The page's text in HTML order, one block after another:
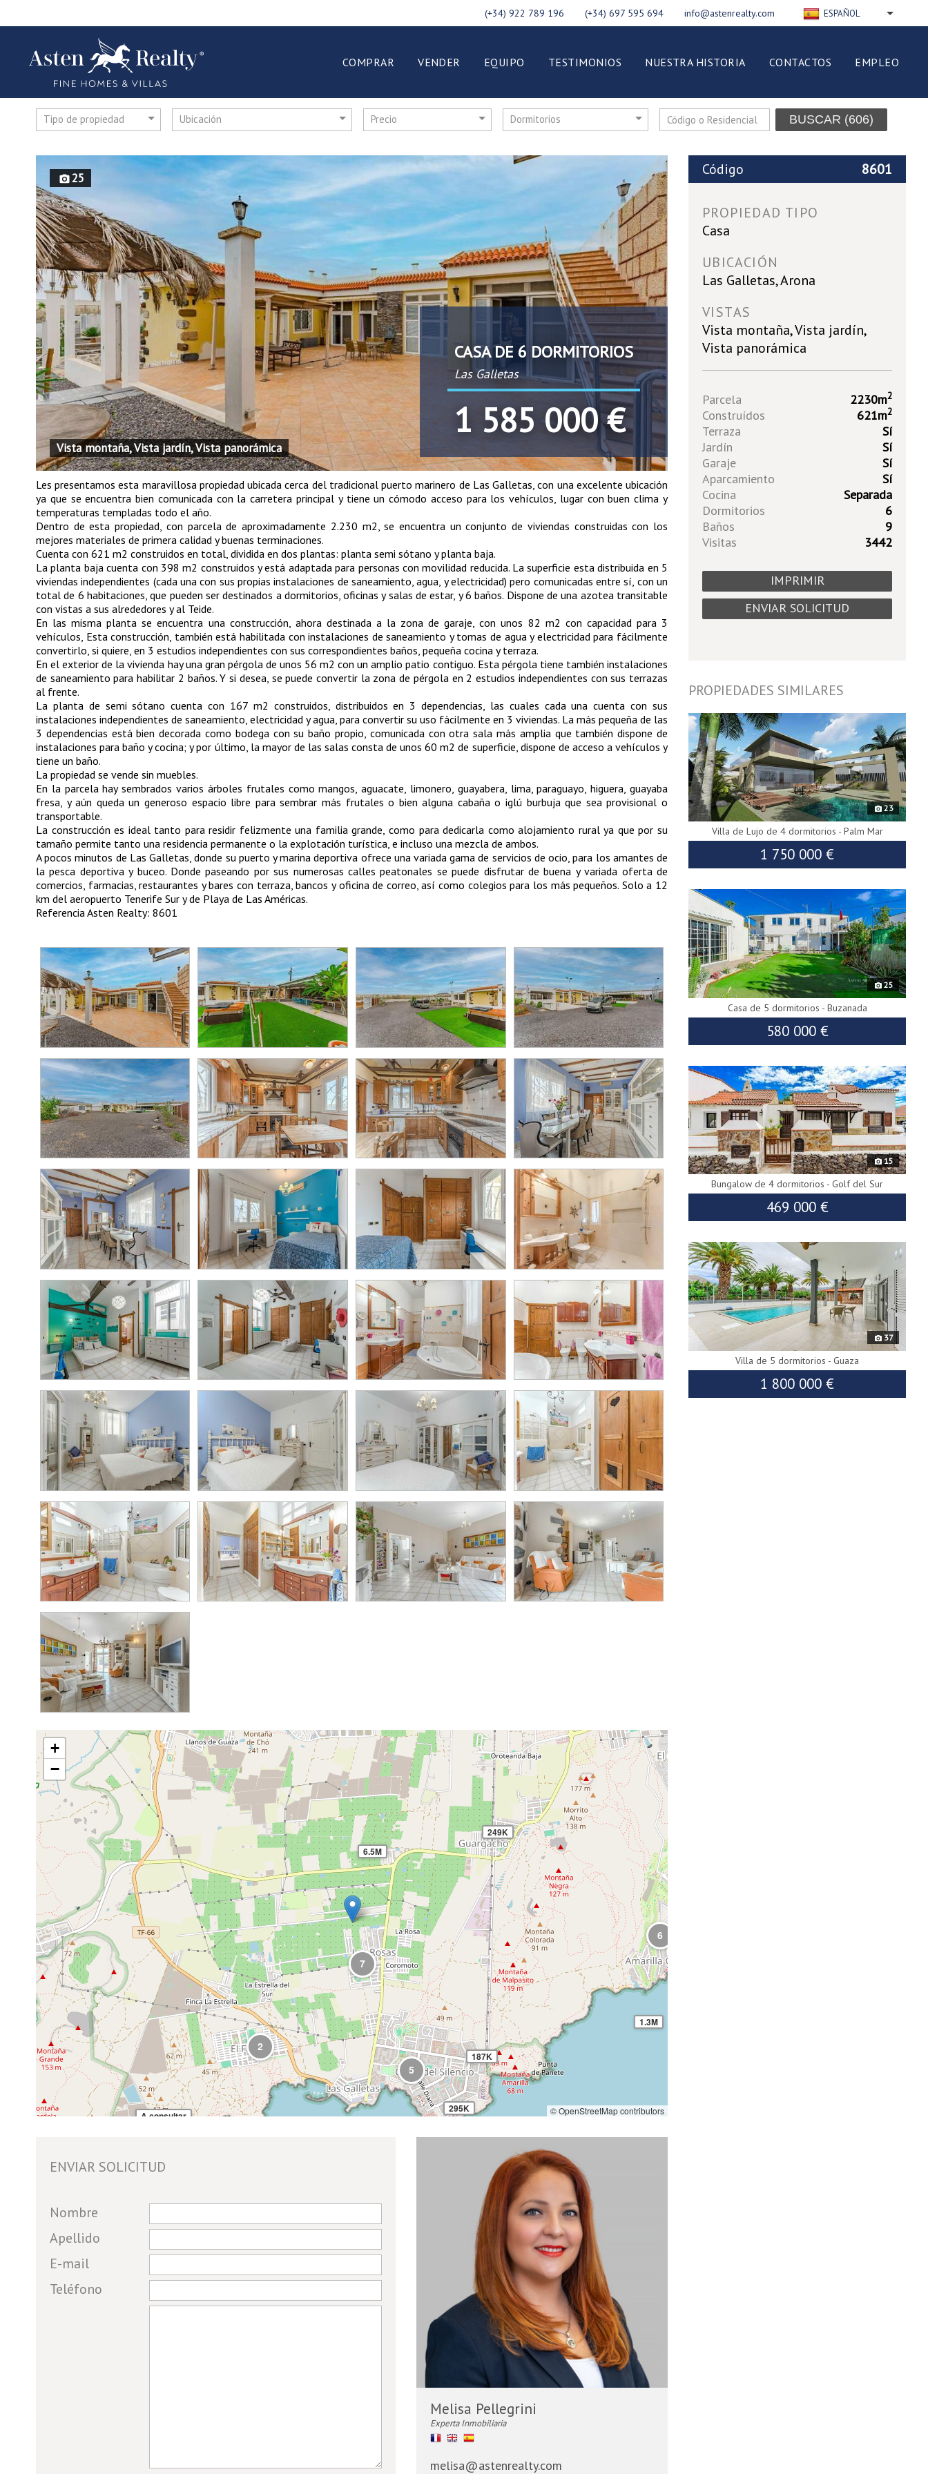
ESPAÑOL
DEUTSCH
NEDERLANDS
POLSKI
(+34) 922 789 196 (+34) 697 595 694 info@astenrealty.com
COMPRAR VENDER EQUIPO TESTIMONIOS NUESTRA HISTORIA CONTACTOS EMPLEO
Tipo de propiedad Ubicación Precio Dormitorios BUSCAR (606)
CASA DE 6 DORMITORIOS
Las Galletas
1 585 000 €
25
Vista montaña, Vista jardín, Vista panorámica
Les presentamos esta maravillosa propiedad ubicada cerca del tradicional puerto marinero de Las Galletas, con una excelente ubicación
ya que se encuentra bien comunicada con la carretera principal y tiene un cómodo acceso para los vehículos, lugar con buen clima y
temperaturas templadas todo el año.
Dentro de esta propiedad, con parcela de aproximadamente 2.230 m2, se encuentra un conjunto de viviendas construidas con los
mejores materiales de primera calidad y buenas terminaciones.
Cuenta con 621 m2 construidos en total, dividida en dos plantas: planta semi sótano y planta baja.
La planta baja cuenta con 398 m2 construidos y está adaptada para personas con movilidad reducida. La superficie esta distribuida en 5
viviendas independientes (cada una con sus propias instalaciones de saneamiento, agua, y electricidad) pero comunicadas entre sí, con un
total de 6 habitaciones, que pueden ser destinados a dormitorios, oficinas y salas de estar, y 6 baños. Dispone de una azotea transitable
con vistas a sus alrededores y al Teide.
En las misma planta se encuentra una construcción, ahora destinada a la zona de garaje, con unos 82 m2 con capacidad para 3
vehículos, Esta construcción, también está habilitada con instalaciones de saneamiento y tomas de agua y electricidad para fácilmente
convertirlo, si quiere, en 3 estudios independientes con sus correspondientes baños, pequeña cocina y terraza.
En el exterior de la vivienda hay una gran pérgola de unos 56 m2 con un amplio patio contiguo. Esta pérgola tiene también instalaciones
de saneamiento para habilitar 2 baños. Y si desea, se puede convertir la zona de pérgola en 2 estudios independientes con sus terrazas
al frente.
La planta de semi sótano cuenta con 167 m2 construidos, distribuidos en 3 dependencias, las cuales cada una cuenta con sus
instalaciones independientes de saneamiento, electricidad y agua, para convertir su uso fácilmente en 3 viviendas. La más pequeña de las
3 dependencias está bien decorada como bodega con su baño propio, comunicada con otra sala más amplia que también dispone de
instalaciones para baño y cocina; y por último, la mayor de las salas consta de unos 60 m2 de superficie, dispone de acceso a vehículos y
tiene un baño.
La propiedad se vende sin muebles.
En la parcela hay sembrados varios árboles frutales como mangos, aguacate, limonero, guayabera, lima, paraguayo, higuera, guayaba
fresa, y aún queda un generoso espacio libre para sembrar más frutales o bien alguna cabaña o iglú burbuja que sea provisional o
transportable.
La construcción es ideal tanto para residir felizmente una familia grande, como para dedicarla como alojamiento rural ya que por su
tamaño permite tanto una residencia permanente o la explotación turística, e incluso una mezcla de ambos.
A pocos minutos de Las Galletas, donde su puerto y marina deportiva ofrece una variada gama de servicios de ocio, para los amantes de
la pesca deportiva y buceo. Donde paseando por sus numerosas calles peatonales se puede disfrutar de buena y variada oferta de
comercios, farmacias, restaurantes y bares con terraza, bancos y oficina de correo, así como colegios para los más pequeños. Solo a 12
km del aeropuerto Tenerife Sur y de Playa de Las Américas.
Referencia Asten Realty: 8601
A consultar
6.5M
2
295K
249K
6
1.3M
5
7
187K
+
−
© OpenStreetMap contributors
ENVIAR SOLICITUD
If you
are a
human,
ignore
this
Nombre
Apellido
E-mail
Teléfono
Melisa Pellegrini
Experta Inmobiliaria
melisa@astenrealty.com
Código 8601
PROPIEDAD TIPO
Casa
UBICACIÓN
Las Galletas, Arona
VISTAS
Vista montaña, Vista jardín,
Vista panorámica
Parcela 2230m2
Construídos 621m2
Terraza
Sí
Jardín
Sí
Garaje
Sí
Aparcamiento
Sí
Cocina
Separada
Dormitorios
6
Baños
9
Visitas
3442
IMPRIMIR
ENVIAR SOLICITUD
PROPIEDADES SIMILARES
23
Villa de Lujo de 4 dormitorios - Palm Mar
1 750 000 €
25
Casa de 5 dormitorios - Buzanada
580 000 €
15
Bungalow de 4 dormitorios - Golf del Sur
469 000 €
37
Villa de 5 dormitorios - Guaza
1 800 000 €